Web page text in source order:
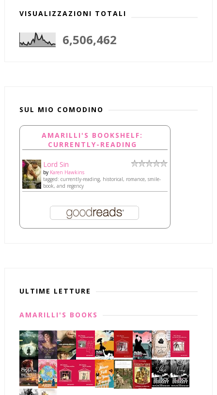
VISUALIZZAZIONI TOTALI
6,506,462
SUL MIO COMODINO
AMARILLI'S BOOKSHELF:
CURRENTLY-READING
Lord Sin
by Karen Hawkins
tagged: currently-reading, historical, romance, smile-
book, and regency
ULTIME LETTURE
AMARILLI'S BOOKS